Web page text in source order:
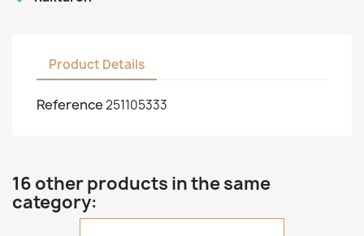
Product Details
Reference251105333
16 other products in the same
category: